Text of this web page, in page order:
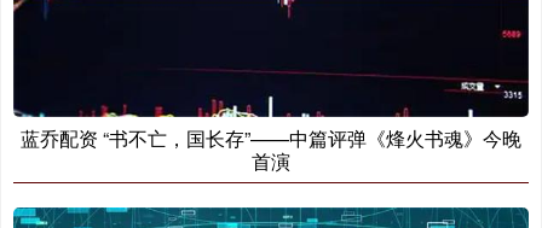
蓝乔配资 “书不亡，国长存”——中篇评弹《烽火书魂》今晚
首演